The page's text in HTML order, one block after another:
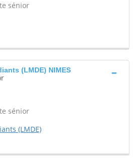
sénior
(LMDE) NIMES
sénior
(LMDE)